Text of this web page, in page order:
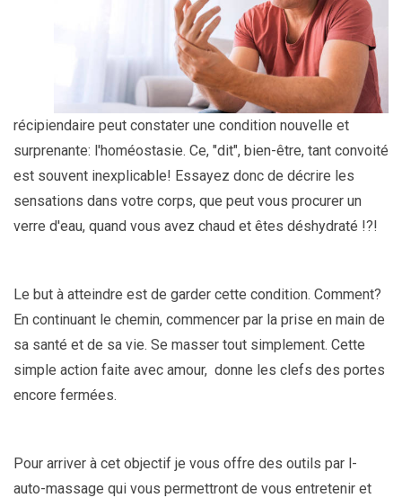
récipiendaire peut constater une condition nouvelle et
surprenante: l'homéostasie. Ce, "dit", bien-être, tant convoité
est souvent inexplicable! Essayez donc de décrire les
sensations dans votre corps, que peut vous procurer un
verre d'eau, quand vous avez chaud et êtes déshydraté !?!
Le but à atteindre est de garder cette condition. Comment?
En continuant le chemin, commencer par la prise en main de
sa santé et de sa vie. Se masser tout simplement. Cette
simple action faite avec amour, donne les clefs des portes
encore fermées.
Pour arriver à cet objectif je vous offre des outils par l-
auto-massage qui vous permettront de vous entretenir et